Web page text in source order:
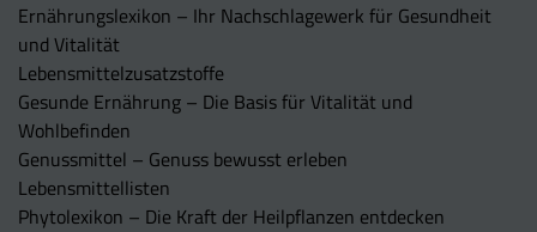
Ernährungslexikon – Ihr Nachschlagewerk für Gesundheit
und Vitalität
Lebensmittelzusatzstoffe
Gesunde Ernährung – Die Basis für Vitalität und
Wohlbefinden
Genussmittel – Genuss bewusst erleben
Lebensmittellisten
Phytolexikon – Die Kraft der Heilpflanzen entdecken